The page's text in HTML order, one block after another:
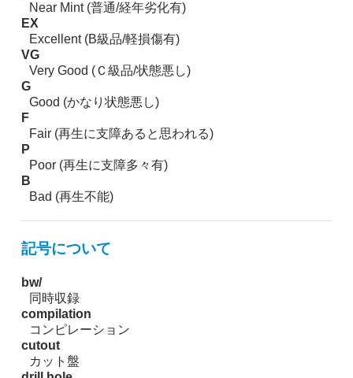
Near Mint (普通/経年劣化有)
EX
Excellent (B級品/軽損傷有)
VG
Very Good (Ｃ級品/状態悪し)
G
Good (かなり状態悪し)
F
Fair (再生に支障あると思われる)
P
Poor (再生に支障多々有)
B
Bad (再生不能)
記号について
bw/
同時収録
compilation
コンピレーション
cutout
カット盤